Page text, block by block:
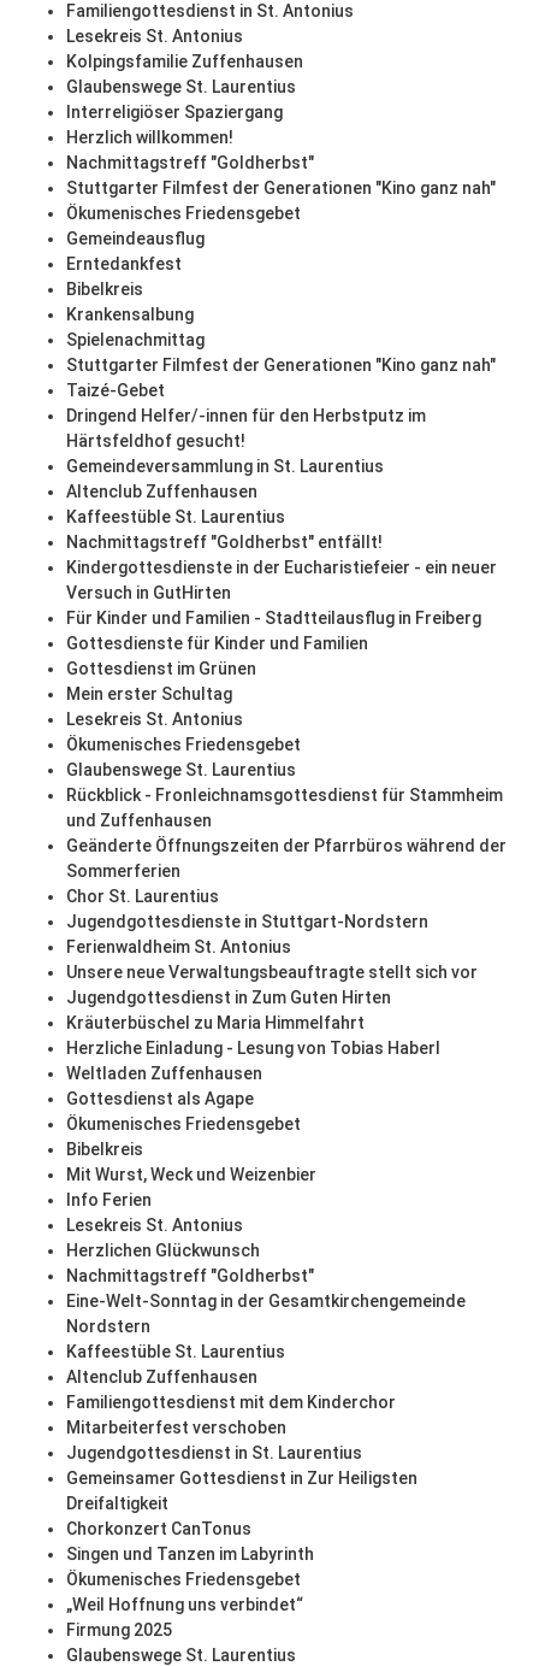
Familiengottesdienst in St. Antonius
Lesekreis St. Antonius
Kolpingsfamilie Zuffenhausen
Glaubenswege St. Laurentius
Interreligiöser Spaziergang
Herzlich willkommen!
Nachmittagstreff "Goldherbst"
Stuttgarter Filmfest der Generationen "Kino ganz nah"
Ökumenisches Friedensgebet
Gemeindeausflug
Erntedankfest
Bibelkreis
Krankensalbung
Spielenachmittag
Stuttgarter Filmfest der Generationen "Kino ganz nah"
Taizé-Gebet
Dringend Helfer/-innen für den Herbstputz im
Härtsfeldhof gesucht!
Gemeindeversammlung in St. Laurentius
Altenclub Zuffenhausen
Kaffeestüble St. Laurentius
Nachmittagstreff "Goldherbst" entfällt!
Kindergottesdienste in der Eucharistiefeier - ein neuer
Versuch in GutHirten
Für Kinder und Familien - Stadtteilausflug in Freiberg
Gottesdienste für Kinder und Familien
Gottesdienst im Grünen
Mein erster Schultag
Lesekreis St. Antonius
Ökumenisches Friedensgebet
Glaubenswege St. Laurentius
Rückblick - Fronleichnamsgottesdienst für Stammheim
und Zuffenhausen
Geänderte Öffnungszeiten der Pfarrbüros während der
Sommerferien
Chor St. Laurentius
Jugendgottesdienste in Stuttgart-Nordstern
Ferienwaldheim St. Antonius
Unsere neue Verwaltungsbeauftragte stellt sich vor
Jugendgottesdienst in Zum Guten Hirten
Kräuterbüschel zu Maria Himmelfahrt
Herzliche Einladung - Lesung von Tobias Haberl
Weltladen Zuffenhausen
Gottesdienst als Agape
Ökumenisches Friedensgebet
Bibelkreis
Mit Wurst, Weck und Weizenbier
Info Ferien
Lesekreis St. Antonius
Herzlichen Glückwunsch
Nachmittagstreff "Goldherbst"
Eine-Welt-Sonntag in der Gesamtkirchengemeinde
Nordstern
Kaffeestüble St. Laurentius
Altenclub Zuffenhausen
Familiengottesdienst mit dem Kinderchor
Mitarbeiterfest verschoben
Jugendgottesdienst in St. Laurentius
Gemeinsamer Gottesdienst in Zur Heiligsten
Dreifaltigkeit
Chorkonzert CanTonus
Singen und Tanzen im Labyrinth
Ökumenisches Friedensgebet
„Weil Hoffnung uns verbindet“
Firmung 2025
Glaubenswege St. Laurentius